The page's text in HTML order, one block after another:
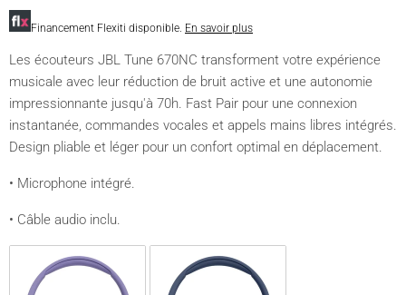
Financement Flexiti disponible. En savoir plus
Les écouteurs JBL Tune 670NC transforment votre expérience
musicale avec leur réduction de bruit active et une autonomie
impressionnante jusqu'à 70h. Fast Pair pour une connexion
instantanée, commandes vocales et appels mains libres intégrés.
Design pliable et léger pour un confort optimal en déplacement.
• Microphone intégré.
• Câble audio inclu.